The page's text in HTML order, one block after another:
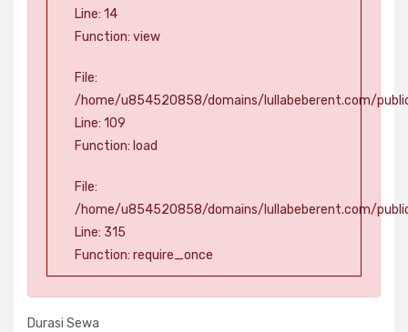
Line: 14
Function: view
File:
/home/u854520858/domains/lullabeberent.com/
Line: 109
Function: load
File:
/home/u854520858/domains/lullabeberent.com/
Line: 315
Function: require_once
Durasi Sewa